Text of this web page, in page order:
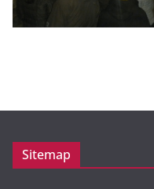
Sitemap